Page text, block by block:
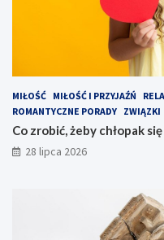
MIŁOŚĆ MIŁOŚĆ I PRZYJAŹŃ
ROMANTYCZNE PORADY ZWIĄZKI
Co zrobić, żeby chłopak
28 lipca 2026